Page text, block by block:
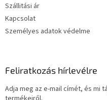
Szállitási ár
Kapcsolat
Személyes adatok védelme
Feliratkozás hírlevélre
Adja meg az e-mail címét, és mi